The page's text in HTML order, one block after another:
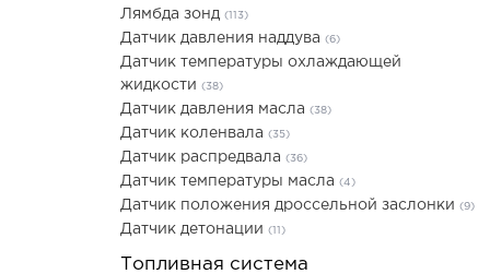
Лямбда зонд (113)
Датчик давления наддува (6)
Датчик температуры охлаждающей
жидкости (38)
Датчик давления масла (38)
Датчик коленвала (35)
Датчик распредвала (36)
Датчик температуры масла (4)
Датчик положения дроссельной заслонки (9)
Датчик детонации (11)
Топливная система